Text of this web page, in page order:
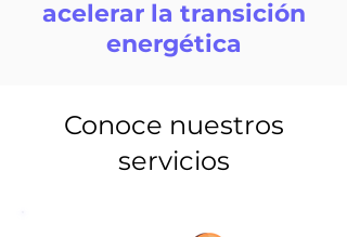
acelerar la transición
energética
Conoce nuestros
servicios